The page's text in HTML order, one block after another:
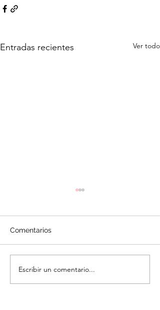
Entradas recientes Ver todo
Cupcakes de Maracuyá
Comentarios
Escribir un comentario...